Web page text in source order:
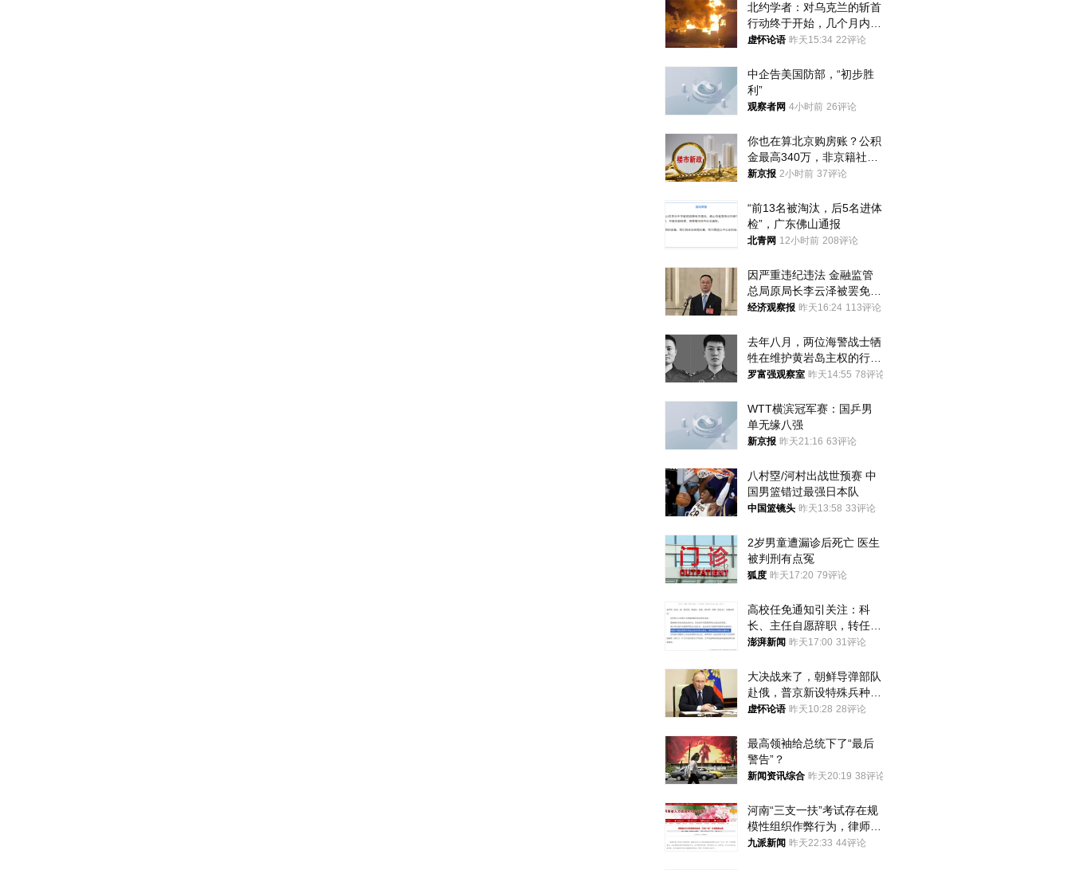
北约学者：对乌克兰的斩首
行动终于开始，几个月内乌
将投降
虚怀论语 昨天15:34 22评论
中企告美国防部，“初步胜
利”
观察者网 4小时前 26评论
你也在算北京购房账？公积
金最高340万，非京籍社保
1年
新京报 2小时前 37评论
“前13名被淘汰，后5名进体
检”，广东佛山通报
北青网 12小时前 208评论
因严重违纪违法 金融监管
总局原局长李云泽被罢免全
国人大代表
经济观察报 昨天16:24 113评论
去年八月，两位海警战士牺
牲在维护黄岩岛主权的行动
中
罗富强观察室 昨天14:55 78评论
WTT横滨冠军赛：国乒男
单无缘八强
新京报 昨天21:16 63评论
八村塁/河村出战世预赛 中
国男篮错过最强日本队
中国篮镜头 昨天13:58 33评论
2岁男童遭漏诊后死亡 医生
被判刑有点冤
狐度 昨天17:20 79评论
高校任免通知引关注：科
长、主任自愿辞职，转任思
政辅导员
澎湃新闻 昨天17:00 31评论
大决战来了，朝鲜导弹部队
赴俄，普京新设特殊兵种，
76岁老将扛旗
虚怀论语 昨天10:28 28评论
最高领袖给总统下了“最后
警告”？
新闻资讯综合 昨天20:19 38评论
河南“三支一扶”考试存在规
模性组织作弊行为，律师：
涉嫌非法获取国家秘密罪等
九派新闻 昨天22:33 44评论